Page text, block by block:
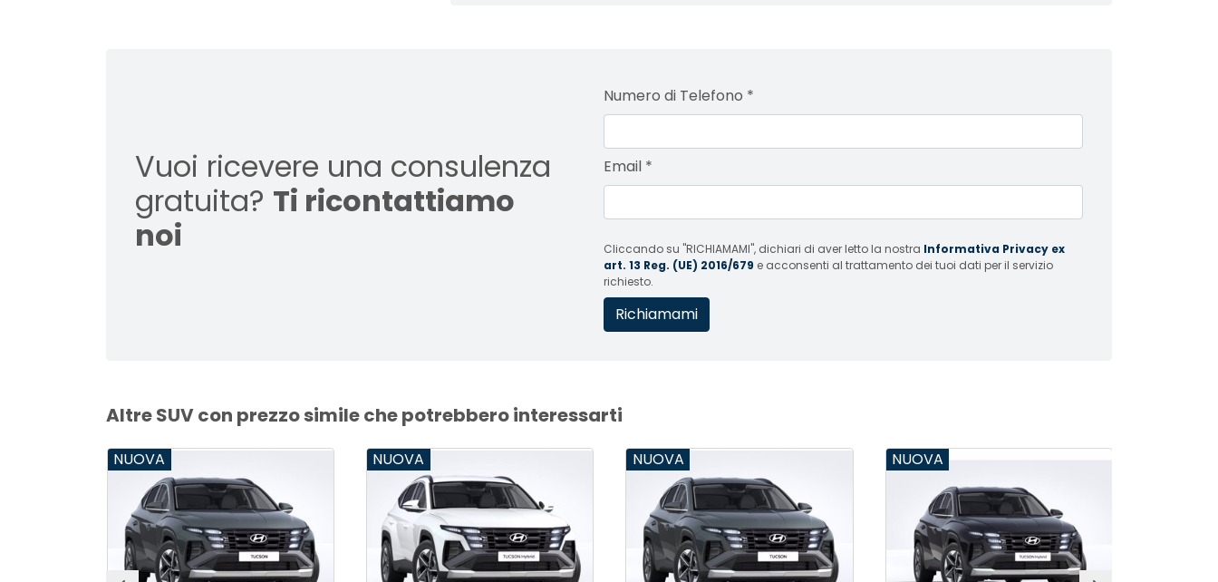
Vuoi ricevere una consulenza
gratuita? Ti ricontattiamo
noi
Numero di Telefono *
Email *
Cliccando su "RICHIAMAMI", dichiari di aver letto la nostra Informativa Privacy ex
art. 13 Reg. (UE) 2016/679 e acconsenti al trattamento dei tuoi dati per il servizio
richiesto.
Altre SUV con prezzo simile che potrebbero interessarti
NUOVA NUOVA NUOVA NUOVA